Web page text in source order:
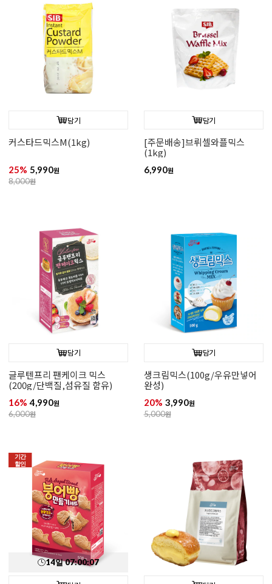
담기
커스타드믹스M(1kg)
25% 5,990원
8,000원
담기
[주문배송]브뤼셀와플믹스
(1kg)
6,990원
담기
글루텐프리 팬케이크 믹스
(200g/단백질,섬유질 함유)
16% 4,990원
6,000원
담기
생크림믹스(100g/우유만넣어
완성)
20% 3,990원
5,000원
기간
할인
14일07:00:06